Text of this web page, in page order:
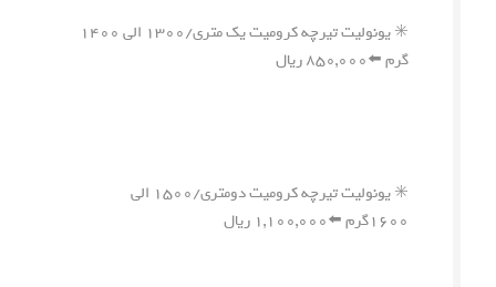
✳️ یونولیت تیرچه کرومیت یک متری/۱۳۰۰ الی ۱۴۰۰
گرم ⬅️۸۵۰,۰۰۰ ریال
✳️ یونولیت تیرچه کرومیت دومتری/۱۵۰۰ الی
۱۶۰۰گرم ⬅️۱,۱۰۰,۰۰۰ ریال